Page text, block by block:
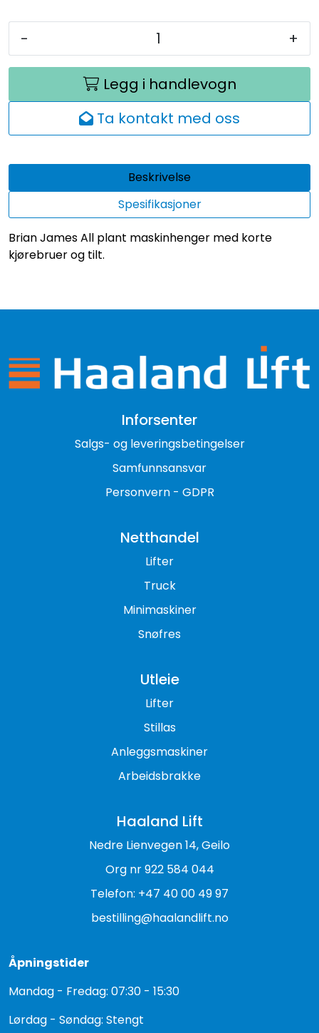
- +
Legg i handlevogn
Ta kontakt med oss
Beskrivelse
Spesifikasjoner
Brian James All plant maskinhenger med korte
kjørebruer og tilt.
Inforsenter
Salgs- og leveringsbetingelser
Samfunnsansvar
Personvern - GDPR
Netthandel
Lifter
Truck
Minimaskiner
Snøfres
Utleie
Lifter
Stillas
Anleggsmaskiner
Arbeidsbrakke
Haaland Lift
Nedre Lienvegen 14, Geilo
Org nr 922 584 044
Telefon: +47 40 00 49 97
bestilling@haalandlift.no
Åpningstider
Mandag - Fredag: 07:30 - 15:30
Lørdag - Søndag: Stengt